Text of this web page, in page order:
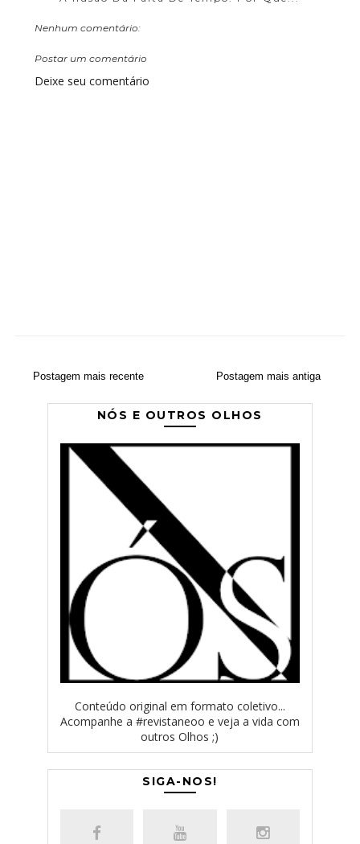
Nenhum comentário:
Postar um comentário
Deixe seu comentário
Postagem mais recente Postagem mais antiga
NÓS E OUTROS OLHOS
Conteúdo original em formato coletivo...
Acompanhe a #revistaneoo e veja a vida com
outros Olhos ;)
SIGA-NOS!